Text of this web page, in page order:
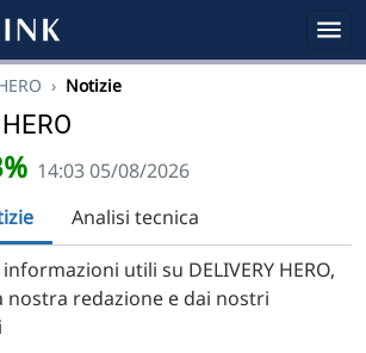
› Notizie
14:03 05/08/2026
Analisi tecnica
utili su DELIVERY HERO,
redazione e dai nostri